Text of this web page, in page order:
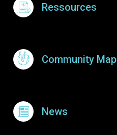
Ressources
Community Map
News